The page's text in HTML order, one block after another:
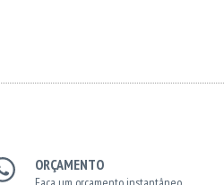
ORÇAMENTO